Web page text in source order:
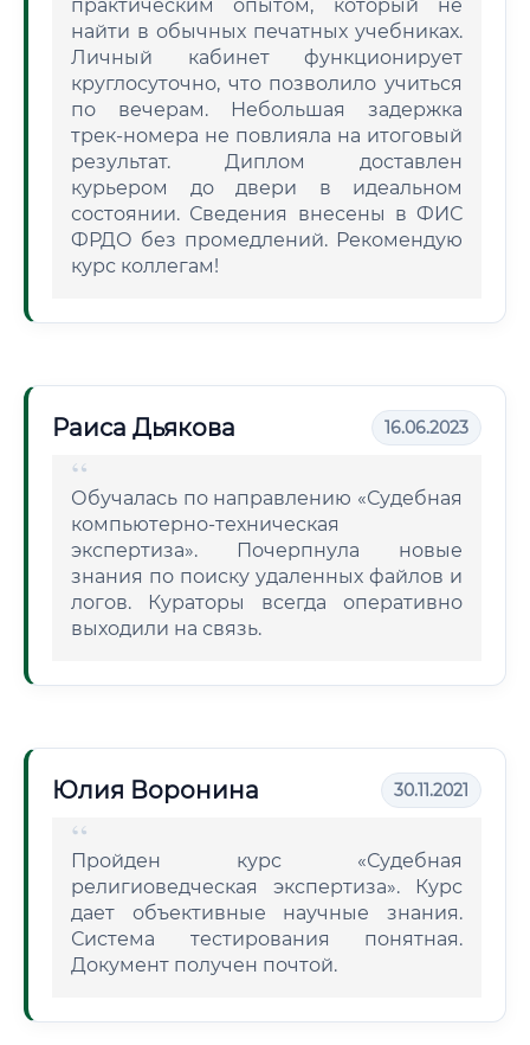
практическим опытом, который не
найти в обычных печатных учебниках.
Личный кабинет функционирует
круглосуточно, что позволило учиться
по вечерам. Небольшая задержка
трек-номера не повлияла на итоговый
результат. Диплом доставлен
курьером до двери в идеальном
состоянии. Сведения внесены в ФИС
ФРДО без промедлений. Рекомендую
курс коллегам!
Раиса Дьякова 16.06.2023
Обучалась по направлению «Судебная
компьютерно-техническая
экспертиза». Почерпнула новые
знания по поиску удаленных файлов и
логов. Кураторы всегда оперативно
выходили на связь.
Юлия Воронина 30.11.2021
Пройден курс «Судебная
религиоведческая экспертиза». Курс
дает объективные научные знания.
Система тестирования понятная.
Документ получен почтой.